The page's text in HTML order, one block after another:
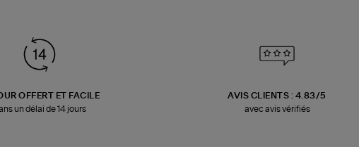
OFFERT ET FACILE
un délai de 14 jours
AVIS CLIENTS : 4.83/5
avec avis vérifiés